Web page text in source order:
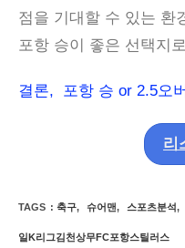
점을 기대할 수 있는 환
포항 승이 좋은 선택지
결론, 포항 승 or 2.5오버
리
TAGS : 축구, 슈어맨, 스포츠분석,
일K리그김천상무FC포항스틸러스